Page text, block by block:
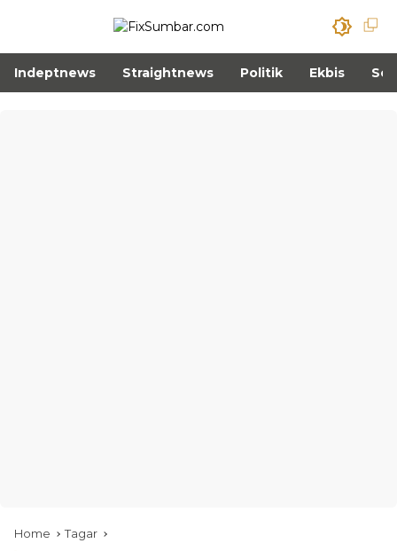
Indeptnews Straightnews Politik Ekbis
Home Tagar